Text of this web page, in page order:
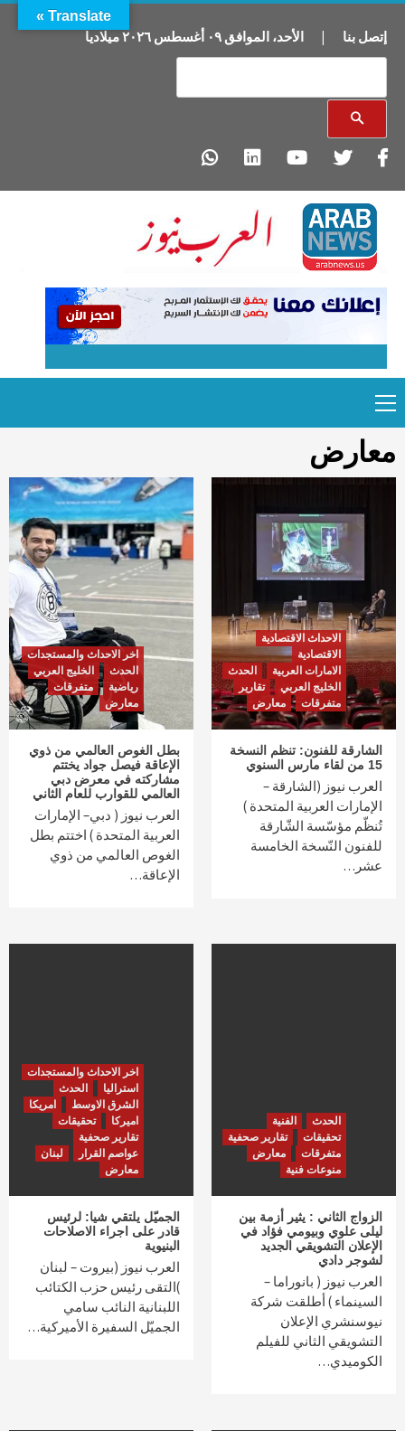
إتصل بنا | الأحد، الموافق٠٩ أغسطس ٢٠٢٦ميلاديا
to
content
Menu
معارض
الاحداث الاقتصادية
الاقتصادية
الامارات العربية
الحدث
الخليج العربي
تقارير
متفرقات
معارض
الشارقة للفنون: تنظم النسخة
15 من لقاء مارس السنوي
العرب نيوز (الشارقة –
الإمارات العربية المتحدة )
تُنظّم مؤسّسة الشّارقة
للفنون النّسخة الخامسة
عشر…
اخر الاحداث والمستجدات
الحدث
الخليج العربي
رياضية
متفرقات
معارض
بطل الغوص العالمي من ذوي
الإعاقة فيصل جواد يختتم
مشاركته في معرض دبي
العالمي للقوارب للعام الثاني
العرب نيوز ( دبي– الإمارات
العربية المتحدة ) اختتم بطل
الغوص العالمي من ذوي
الإعاقة…
الحدث
الفنية
تحقيقات
تقارير صحفية
متفرقات
معارض
منوعات فنية
الزواج الثاني : يثير أزمة بين
ليلى علوي وبيومي فؤاد في
الإعلان التشويقي الجديد
لشوجر دادي
العرب نيوز ( بانوراما –
السينماء ) أطلقت شركة
نيوسنشري الإعلان
التشويقي الثاني للفيلم
الكوميدي…
اخر الاحداث والمستجدات
استراليا
الحدث
الشرق الاوسط
امريكا
اميركا
تحقيقات
تقارير صحفية
عواصم القرار
لبنان
معارض
الجميّل يلتقي شيا: لرئيس
قادر على اجراء الاصلاحات
البنيوية
العرب نيوز (بيروت – لبنان
)التقى رئيس حزب الكتائب
اللبنانية النائب سامي
الجميّل السفيرة الأميركية…
Translate »